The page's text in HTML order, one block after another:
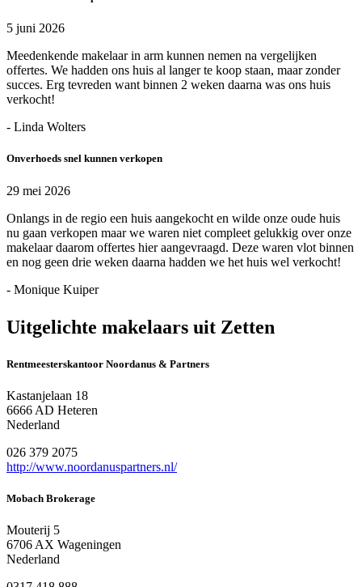
5 juni 2026
Meedenkende makelaar in arm kunnen nemen na vergelijken
offertes. We hadden ons huis al langer te koop staan, maar zonder
succes. Erg tevreden want binnen 2 weken daarna was ons huis
verkocht!
- Linda Wolters
Onverhoeds snel kunnen verkopen
29 mei 2026
Onlangs in de regio een huis aangekocht en wilde onze oude huis
nu gaan verkopen maar we waren niet compleet gelukkig over onze
makelaar daarom offertes hier aangevraagd. Deze waren vlot binnen
en nog geen drie weken daarna hadden we het huis wel verkocht!
- Monique Kuiper
Uitgelichte makelaars uit Zetten
Rentmeesterskantoor Noordanus & Partners
Kastanjelaan 18
6666 AD Heteren
Nederland
026 379 2075
http://www.noordanuspartners.nl/
Mobach Brokerage
Mouterij 5
6706 AX Wageningen
Nederland